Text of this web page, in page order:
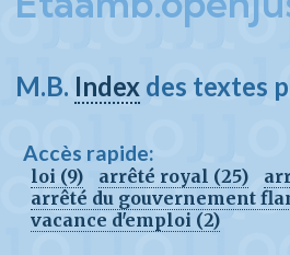
M.B. Index des textes
Accès rapide:
loi (9) arrêté royal (25)
arrêté du gouvernement
vacance d'emploi (2)